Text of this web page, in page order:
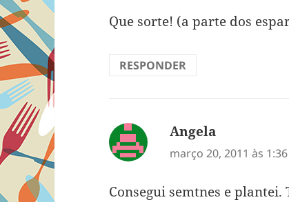
Que sorte! (a parte dos
RESPONDER
Angela
março 20, 2011 às
Consegui semtnes e